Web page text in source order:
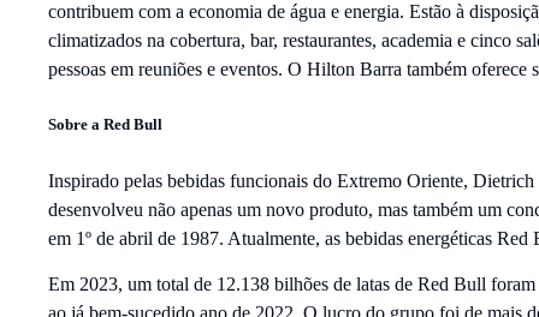
contribuem com a economia de água e energia. Estão à
climatizados na cobertura, bar, restaurantes, academia e cinco
pessoas em reuniões e eventos. O Hilton Barra também
Sobre a Red Bull
Inspirado pelas bebidas funcionais do Extremo Oriente,
desenvolveu não apenas um novo produto, mas também um
em 1º de abril de 1987. Atualmente, as bebidas energéticas
Em 2023, um total de 12.138 bilhões de latas de Red Bull
ao já bem-sucedido ano de 2022. O lucro do grupo foi de mais